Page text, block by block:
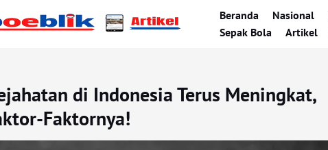
Beranda Nasional
Sepak Bola
Artikel
di Indonesia Terus Meningkat,
Faktornya!